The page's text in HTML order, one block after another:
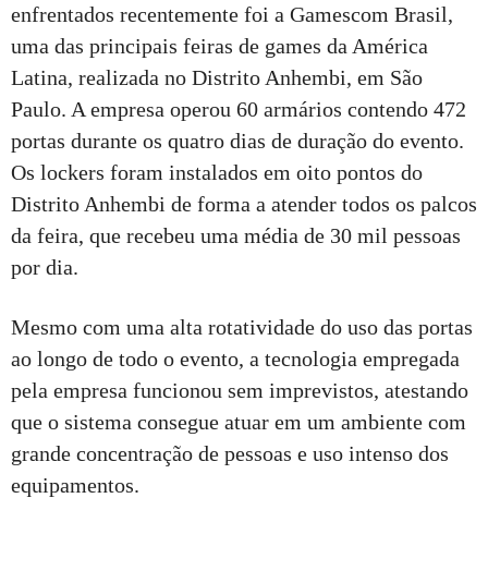
enfrentados recentemente foi a Gamescom Brasil,
uma das principais feiras de games da América
Latina, realizada no Distrito Anhembi, em São
Paulo. A empresa operou 60 armários contendo 472
portas durante os quatro dias de duração do evento.
Os lockers foram instalados em oito pontos do
Distrito Anhembi de forma a atender todos os palcos
da feira, que recebeu uma média de 30 mil pessoas
por dia.
Mesmo com uma alta rotatividade do uso das portas
ao longo de todo o evento, a tecnologia empregada
pela empresa funcionou sem imprevistos, atestando
que o sistema consegue atuar em um ambiente com
grande concentração de pessoas e uso intenso dos
equipamentos.